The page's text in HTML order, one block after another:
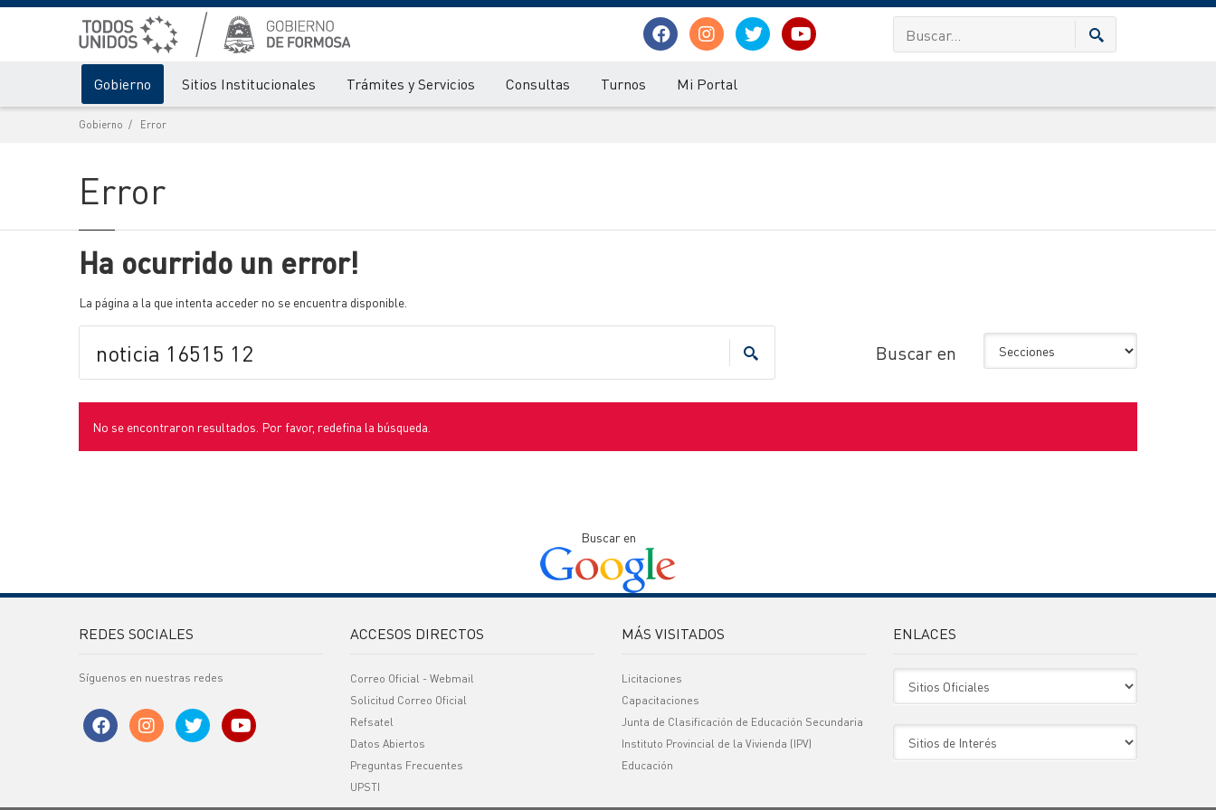
Gobierno Sitios Institucionales Trámites y Servicios Consultas Turnos Mi Portal
Gobierno Error
Error
Ha ocurrido un error!
La página a la que intenta acceder no se encuentra disponible.
Buscar en
No se encontraron resultados. Por favor, redefina la búsqueda.
Buscar en
REDES SOCIALES
Síguenos en nuestras redes
ACCESOS DIRECTOS
Correo Oficial - Webmail
Solicitud Correo Oficial
Refsatel
Datos Abiertos
Preguntas Frecuentes
UPSTI
MÁS VISITADOS
Licitaciones
Capacitaciones
Junta de Clasificación de Educación Secundaria
Instituto Provincial de la Vivienda (IPV)
Educación
ENLACES